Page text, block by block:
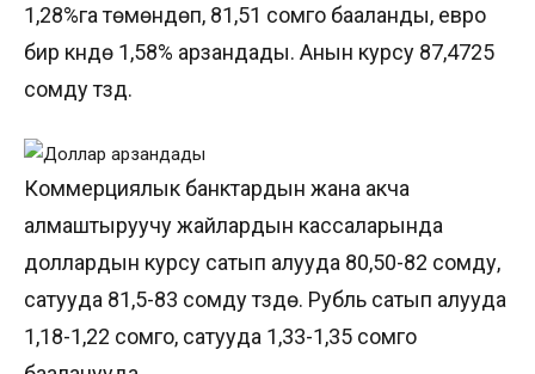
1,28%га төмөндөп, 81,51 сомго бааланды, евро
бир күндө 1,58% арзандады. Анын курсу 87,4725
сомду түздү.
Коммерциялык банктардын жана акча
алмаштыруучу жайлардын кассаларында
доллардын курсу сатып алууда 80,50-82 сомду,
сатууда 81,5-83 сомду түзүүдө. Рубль сатып алууда
1,18-1,22 сомго, сатууда 1,33-1,35 сомго